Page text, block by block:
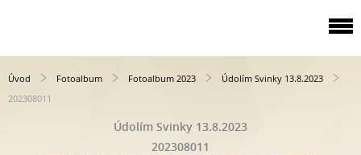
Úvod Fotoalbum Fotoalbum 2023
Údolím Svinky 13.8.2023
202308011
Údolím Svinky 13.8.2023
202308011